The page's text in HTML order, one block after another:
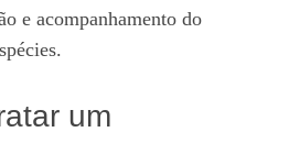
e acompanhamento do
um